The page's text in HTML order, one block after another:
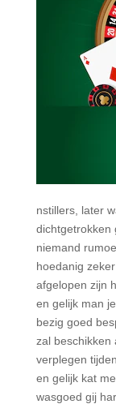
nstillers, later
dichtgetrokken
niemand
hoedanig
afgelopen zijn
en gelijk man
bezig goed
zal beschikken
verplegen
en gelijk kat
wasgoed gij